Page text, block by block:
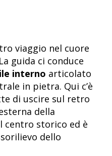
viaggio nel cuore
guida ci conduce
interno articolato
in pietra. Qui c’è
di uscire sul retro
della
centro storico ed è
dello